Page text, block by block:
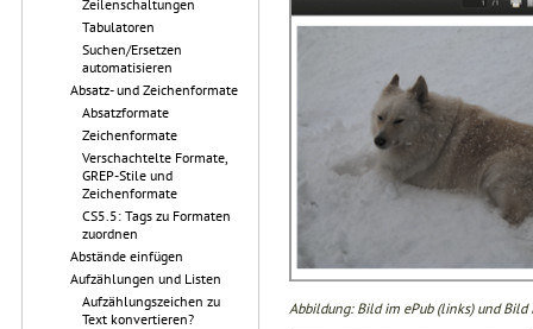
Zeilenschaltungen
Tabulatoren
Suchen/Ersetzen
automatisieren
Absatz- und Zeichenformate
Absatzformate
Zeichenformate
Verschachtelte Formate,
GREP-Stile und
Zeichenformate
CS5.5: Tags zu Formaten
zuordnen
Abstände einfügen
Aufzählungen und Listen
Aufzählungszeichen zu
Text konvertieren?
Abbildung: Bild im ePub (links) und Bild